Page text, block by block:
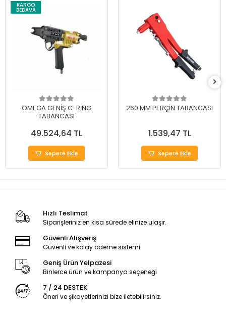
KARGO
BEDAVA
OMEGA GENİŞ C-RİNG
TABANCASI
49.524,64 TL
Sepete Ekle
260 MM PERÇİN TABANCASI
1.539,47 TL
Sepete Ekle
Hızlı Teslimat
Siparişleriniz en kısa sürede elinize ulaşır.
Güvenli Alışveriş
Güvenli ve kolay ödeme sistemi
Geniş Ürün Yelpazesi
Binlerce ürün ve kampanya seçeneği
7 / 24 DESTEK
Öneri ve şikayetlerinizi bize iletebilirsiniz.